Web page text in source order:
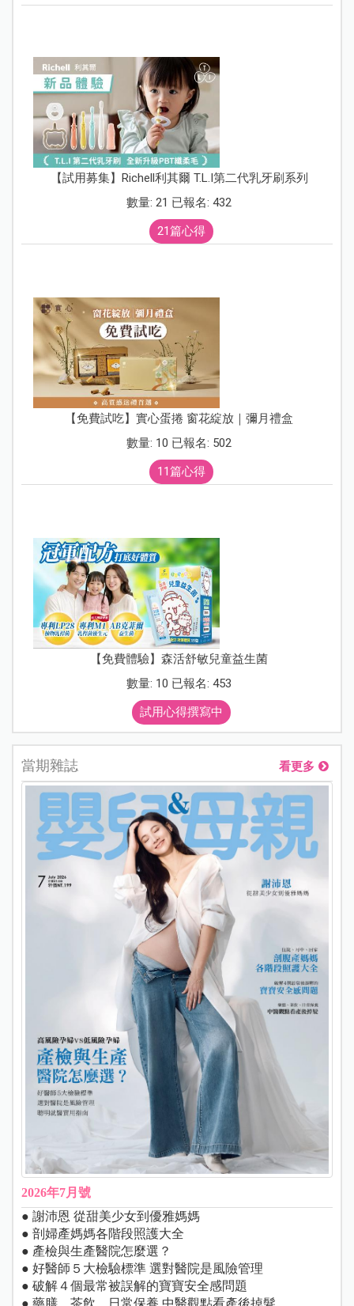
【試用募集】Richell利其爾 T.L.I第二代乳牙刷系列
數量: 21 已報名: 432
21篇心得
【免費試吃】實心蛋捲 窗花綻放｜彌月禮盒
數量: 10 已報名: 502
11篇心得
【免費體驗】森活舒敏兒童益生菌
數量: 10 已報名: 453
試用心得撰寫中
當期雜誌 看更多
2026年7月號
● 謝沛恩 從甜美少女到優雅媽媽
● 剖婦產媽媽各階段照護大全
● 產檢與生產醫院怎麼選？
● 好醫師５大檢驗標準 選對醫院是風險管理
● 破解４個最常被誤解的寶寶安全感問題